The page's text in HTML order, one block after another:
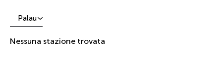
Palau
Nessuna stazione trovata